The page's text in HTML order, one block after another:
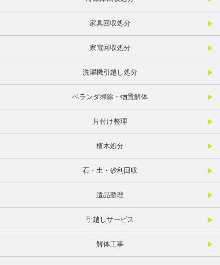
家具回収処分
家電回収処分
洗濯機引越し処分
ベランダ掃除・物置解体
片付け整理
植木処分
石・土・砂利回収
遺品整理
引越しサービス
解体工事